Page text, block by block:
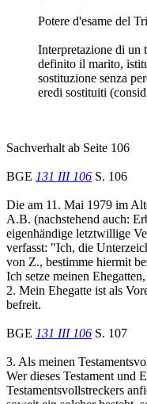
Potere d'esame del
Interpretazione di un
definito il marito,
sostituzione senza
eredi sostituiti
Sachverhalt ab Seite 106
BGE 131 III 106 S. 106
Die am 11. Mai 1979 im
A.B. (nachstehend auch:
eigenhändige letztwillige
verfasst: "Ich, die
von Z., bestimme hiermit
Ich setze meinen
2. Mein Ehegatte ist als
befreit.
BGE 131 III 106 S. 107
3. Als meinen
Wer dieses Testament und
Testamentsvollstreckers